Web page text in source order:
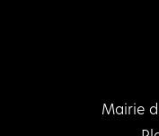
Mairie